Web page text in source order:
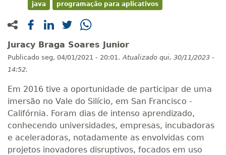
java
programação para aplicativos
Juracy Braga Soares Junior
Publicado seg, 04/01/2021 - 20:01. Atualizado qui, 30/11/2023 -
14:52.
Em 2016 tive a oportunidade de participar de uma
imersão no Vale do Silício, em San Francisco -
Califórnia. Foram dias de intenso aprendizado,
conhecendo universidades, empresas, incubadoras
e aceleradoras, notadamente as envolvidas com
projetos inovadores disruptivos, focados em uso